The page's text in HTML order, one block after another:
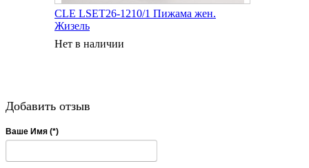
CLE LSET26-1210/1 Пижама жен.
Жизель
Нет в наличии
Добавить отзыв
Ваше Имя (*)